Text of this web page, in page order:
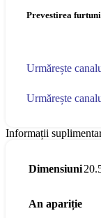
Prevestirea
Urmărește
Urmărește
Informații
Dimensiuni
An apariție